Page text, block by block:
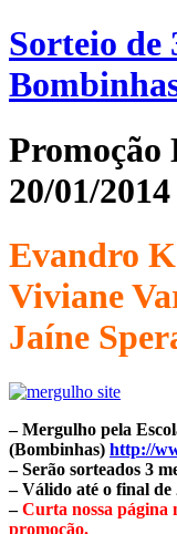
Sorteio de
Promoção
20/01/2014
Evandro
Viviane
Jaíne
– Mergulho pela
(Bombinhas) http://
– Serão sorteados 3
– Válido até o final de
–Curta nossa
promoção.